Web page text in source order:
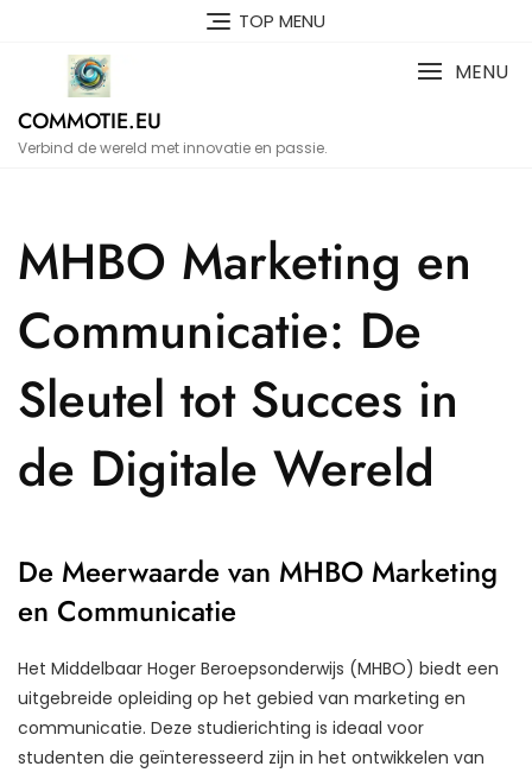
TOP MENU
COMMOTIE.EU
Verbind de wereld met innovatie en passie.
MENU
MHBO Marketing en
Communicatie: De
Sleutel tot Succes in
de Digitale Wereld
De Meerwaarde van MHBO Marketing
en Communicatie
Het Middelbaar Hoger Beroepsonderwijs (MHBO) biedt een
uitgebreide opleiding op het gebied van marketing en
communicatie. Deze studierichting is ideaal voor
studenten die geïnteresseerd zijn in het ontwikkelen van